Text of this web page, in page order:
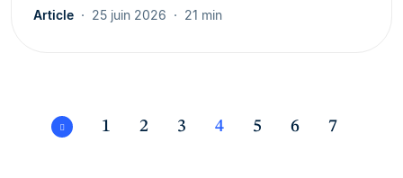
Article 25 juin 2026 21 min
1 2 3 4 5 6 7